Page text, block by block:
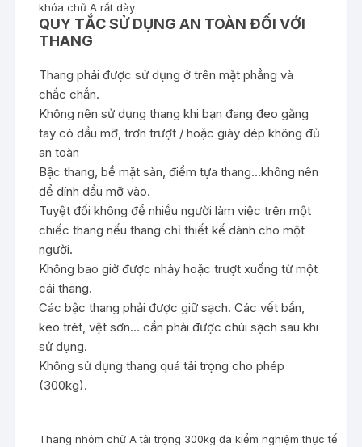
khóa chữ A rất dày
QUY TẮC SỬ DỤNG AN TOÀN ĐỐI VỚI
THANG
Thang phải được sử dụng ở trên mặt phẳng và
chắc chắn.
Không nên sử dụng thang khi bạn đang đeo găng
tay có dầu mỡ, trơn trượt / hoặc giày dép không đủ
an toàn
Bậc thang, bề mặt sàn, điểm tựa thang…không nên
để dính dầu mỡ vào.
Tuyệt đối không để nhiều người làm việc trên một
chiếc thang nếu thang chỉ thiết kế dành cho một
người.
Không bao giờ được nhảy hoặc trượt xuống từ một
cái thang.
Các bậc thang phải được giữ sạch. Các vết bẩn,
keo trét, vệt sơn… cần phải được chùi sạch sau khi
sử dụng.
Không sử dụng thang quá tải trọng cho phép
(300kg).
Thang nhôm chữ A tải trọng 300kg đã kiểm nghiệm thực tế